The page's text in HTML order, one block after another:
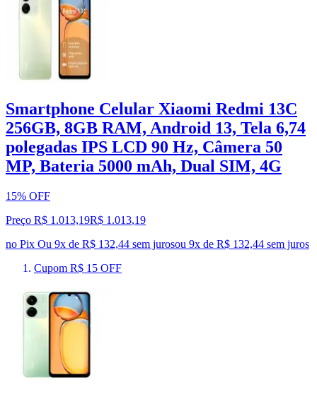
Smartphone Celular Xiaomi Redmi 13C
256GB, 8GB RAM, Android 13, Tela 6,74
polegadas IPS LCD 90 Hz, Câmera 50
MP, Bateria 5000 mAh, Dual SIM, 4G
15% OFF
Preço R$ 1.013,19R$ 1.013,19
no Pix Ou 9x de R$ 132,44 sem jurosou 9x de R$ 132,44 sem juros
Cupom R$ 15 OFF